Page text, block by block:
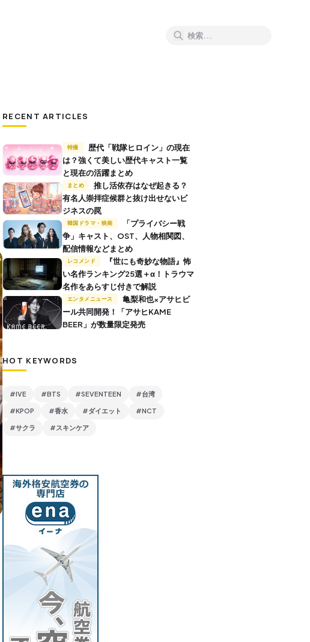
RECENT ARTICLES
特撮
は？強くて美しい歴代キャスト一覧
と現在の活躍まとめ
まとめ
推し活依存はなぜ起きる？
有名人崇拝症候群と抜け出せないビ
ジネスの罠
韓国ドラマ・映画
争」キャスト、OST、人物相関図、
配信情報などまとめ
レコメンド
い名作ランキング25選＋α！トラウマ
名作をあらすじ付きで解説
エンタメニュース
ール共同開発！「アサヒKAME
BEER」が数量限定発売
HOT KEYWORDS
#IVE #BTS #SEVENTEEN #台湾
#KPOP #香水 #ダイエット #NCT
#サクラ #スキンケア